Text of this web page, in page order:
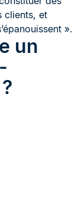
clients, et
».
un